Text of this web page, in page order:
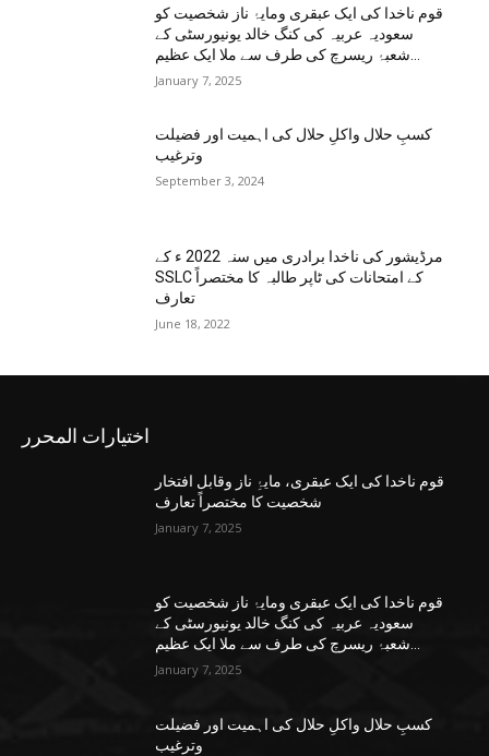
قوم ناخدا کی ایک عبقری ومایۂ ناز شخصیت کو
سعودیہ عربیہ کی کنگ خالد یونیورسٹی کے
January 7, 2025
کسبِ حلال واکلِ حلال کی اہمیت اور فضیلت
وترغیب
September 3, 2024
مرڈیشور کی ناخدا برادری میں سنہ 2022 ء کے
SSLC کے امتحانات کی ٹاپر طالبہ کا مختصراً
تعارف
June 18, 2022
اختيارات المحرر
قوم ناخدا کی ایک عبقری، مایۂِ ناز وقابل افتخار
شخصیت کا مختصراً تعارف
January 7, 2025
قوم ناخدا کی ایک عبقری ومایۂ ناز شخصیت کو
سعودیہ عربیہ کی کنگ خالد یونیورسٹی کے
شعبۂ ریسرچ کی طرف سے ملا ایک عظیم...
January 7, 2025
کسبِ حلال واکلِ حلال کی اہمیت اور فضیلت
وترغیب